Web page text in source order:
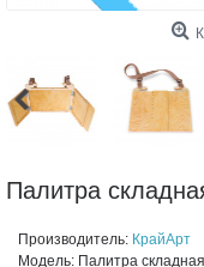
Палитра
Производитель: КрайАрт
Модель: Палитра